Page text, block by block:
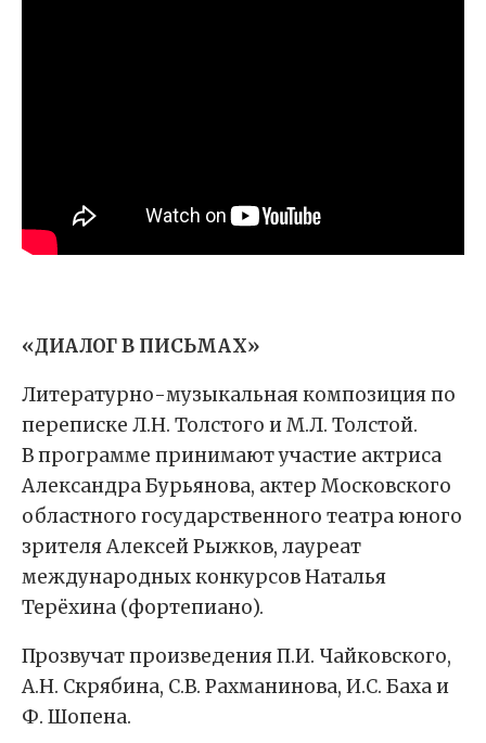
«ДИАЛОГ В ПИСЬМАХ»
Литературно-музыкальная композиция по
переписке Л.Н. Толстого и М.Л. Толстой.
В программе принимают участие актриса
Александра Бурьянова, актер Московского
областного государственного театра юного
зрителя Алексей Рыжков, лауреат
международных конкурсов Наталья
Терёхина (фортепиано).
Прозвучат произведения П.И. Чайковского,
А.Н. Скрябина, С.В. Рахманинова, И.С. Баха и
Ф. Шопена.